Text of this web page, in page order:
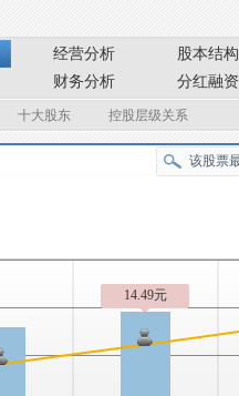
经营分析 股本结构
财务分析 分红融资
十大股东 控股层级关系
14.49元